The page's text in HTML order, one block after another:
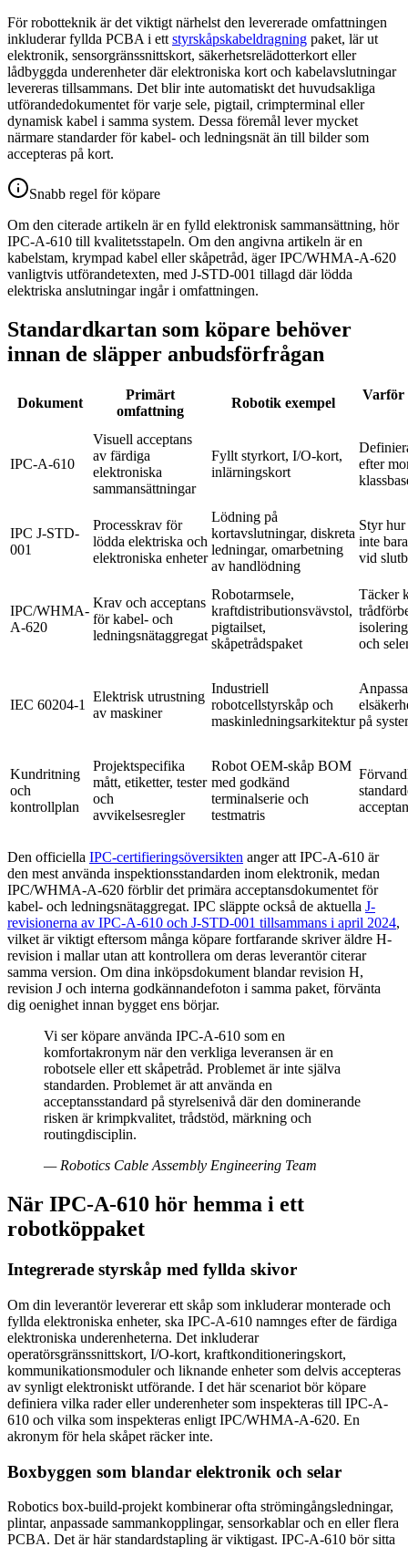
För robotteknik är det viktigt närhelst den levererade omfattningen
inkluderar fyllda PCBA i ett styrskåpskabeldragning paket, lär ut
elektronik, sensorgränssnittskort, säkerhetsrelädotterkort eller
lådbyggda underenheter där elektroniska kort och kabelavslutningar
levereras tillsammans. Det blir inte automatiskt det huvudsakliga
utförandedokumentet för varje sele, pigtail, crimpterminal eller
dynamisk kabel i samma system. Dessa föremål lever mycket
närmare standarder för kabel- och ledningsnät än till bilder som
accepteras på kort.
Snabb regel för köpare
Om den citerade artikeln är en fylld elektronisk sammansättning, hör
IPC-A-610 till kvalitetsstapeln. Om den angivna artikeln är en
kabelstam, krympad kabel eller skåpetråd, äger IPC/WHMA-A-620
vanligtvis utförandetexten, med J-STD-001 tillagd där lödda
elektriska anslutningar ingår i omfattningen.
Standardkartan som köpare behöver
innan de släpper anbudsförfrågan
Dokument
Primärt
omfattning
Robotik exempel
Varför
IPC-A-610
Visuell acceptans
av färdiga
elektroniska
sammansättningar
Fyllt styrkort, I/O-kort,
inlärningskort
efter
IPC J-STD-
001
Processkrav för
lödda elektriska och
elektroniska enheter
Lödning på
kortavslutningar, diskreta
ledningar, omarbetning
av handlödning
Styr
inte
vid
IPC/WHMA-
A-620
Krav och acceptans
för kabel- och
ledningsnätaggregat
Robotarmsele,
kraftdistributionsvävstol,
pigtailset,
skåpetrådspaket
Täcker
och
IEC 60204-1
Elektrisk utrustning
av maskiner
Industriell
robotcellstyrskåp och
maskinledningsarkitektur på
Kundritning
och
kontrollplan
Projektspecifika
mått, etiketter, tester
och
avvikelsesregler
Robot OEM-skåp BOM
med godkänd
terminalserie och
testmatris
Den officiella IPC-certifieringsöversikten anger att IPC-A-610 är
den mest använda inspektionsstandarden inom elektronik, medan
IPC/WHMA-A-620 förblir det primära acceptansdokumentet för
kabel- och ledningsnätaggregat. IPC släppte också de aktuella J-
revisionerna av IPC-A-610 och J-STD-001 tillsammans i april 2024,
vilket är viktigt eftersom många köpare fortfarande skriver äldre H-
revision i mallar utan att kontrollera om deras leverantör citerar
samma version. Om dina inköpsdokument blandar revision H,
revision J och interna godkännandefoton i samma paket, förvänta
dig oenighet innan bygget ens börjar.
Vi ser köpare använda IPC-A-610 som en
komfortakronym när den verkliga leveransen är en
robotsele eller ett skåpetråd. Problemet är inte själva
standarden. Problemet är att använda en
acceptansstandard på styrelsenivå där den dominerande
risken är krimpkvalitet, trådstöd, märkning och
routingdisciplin.
—Robotics Cable Assembly Engineering Team
När IPC-A-610 hör hemma i ett
robotköppaket
Integrerade styrskåp med fyllda skivor
Om din leverantör levererar ett skåp som inkluderar monterade och
fyllda elektroniska enheter, ska IPC-A-610 namnges efter de färdiga
elektroniska underenheterna. Det inkluderar
operatörsgränssnittskort, I/O-kort, kraftkonditioneringskort,
kommunikationsmoduler och liknande enheter som delvis accepteras
av synligt elektroniskt utförande. I det här scenariot bör köpare
definiera vilka rader eller underenheter som inspekteras till IPC-A-
610 och vilka som inspekteras enligt IPC/WHMA-A-620. En
akronym för hela skåpet räcker inte.
Boxbyggen som blandar elektronik och selar
Robotics box-build-projekt kombinerar ofta strömingångsledningar,
plintar, anpassade sammankopplingar, sensorkablar och en eller flera
PCBA. Det är här standardstapling är viktigast. IPC-A-610 bör sitta